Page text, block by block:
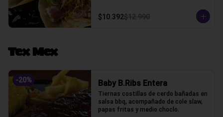
$10.392$12.990
Tex Mex
-20% Baby B.Ribs Entera
Tiernas costillas de cerdo bañadas en
salsa bbq, acompañado de cole slaw,
papas fritas y medio choclo.